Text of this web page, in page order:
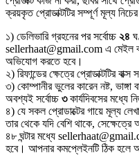
ক্রয়কৃত প্রোডাক্টটির সম্পূর্ণ মূল্য
১) ডেলিভারি গ্রহনের পর সর্বোচ্চ ২৪
sellerhaat@gmail.com এ মেইল
অভিযোগ করতে হবে।
২) রিফান্ডের ক্ষেত্রে প্রোডাক্টটির
৩) কোম্পানীর ভুলের কারেন নষ্ট,
অবশ্যই সর্বোচ্চ ৩কার্যদিবসের মধ্যে
৪) যে সকল প্রোডাক্টের গায়ে মূল্য
তার থেকে যদি বেশি থাকে,
৪৮ ঘন্টার মধ্যে
হবে। আপনার কমপ্লেইনটি ঠিক হলে